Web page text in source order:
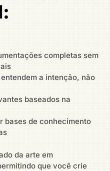
completas sem
a intenção, não
baseados na
bases de conhecimento
da arte em
que você crie